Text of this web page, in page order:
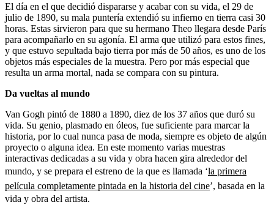
El día en el que decidió dispararse y acabar con su vida, el 29 de
julio de 1890, su mala puntería extendió su infierno en tierra casi 30
horas. Estas sirvieron para que su hermano Theo llegara desde París
para acompañarlo en su agonía. El arma que utilizó para estos fines,
y que estuvo sepultada bajo tierra por más de 50 años, es uno de los
objetos más especiales de la muestra. Pero por más especial que
resulta un arma mortal, nada se compara con su pintura.
Da vueltas al mundo
Van Gogh pintó de 1880 a 1890, diez de los 37 años que duró su
vida. Su genio, plasmado en óleos, fue suficiente para marcar la
historia, por lo cual nunca pasa de moda, siempre es objeto de algún
proyecto o alguna idea. En este momento varias muestras
interactivas dedicadas a su vida y obra hacen gira alrededor del
mundo, y se prepara el estreno de la que es llamada ‘la primera
película completamente pintada en la historia del cine’, basada en la
vida y obra del artista.